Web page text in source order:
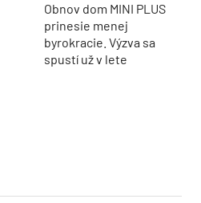
Obnov dom MINI PLUS
prinesie menej
byrokracie. Výzva sa
spustí už v lete